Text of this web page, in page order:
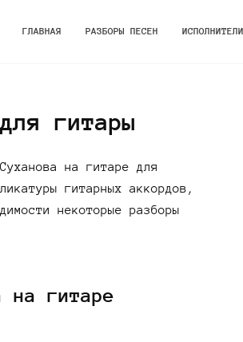
ГЛАВНАЯ РАЗБОРЫ ПЕСЕН ИСПОЛНИТЕЛИ
гитары
на гитаре для
гитарных аккордов,
некоторые разборы
на гитаре